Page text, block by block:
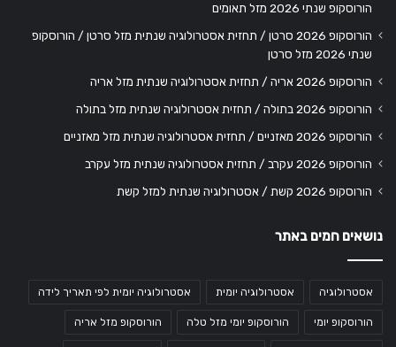
הורוסקופ שנתי 2026 מזל תאומים
הורוסקופ 2026 סרטן / תחזית אסטרולוגיה שנתית מזל סרטן / הורוסקופ
שנתי 2026 מזל סרטן
הורוסקופ 2026 אריה / תחזית אסטרולוגיה שנתית מזל אריה
הורוסקופ 2026 בתולה / תחזית אסטרולוגיה שנתית מזל בתולה
הורוסקופ 2026 מאזניים / תחזית אסטרולוגיה שנתית מזל מאזניים
הורוסקופ 2026 עקרב / תחזית אסטרולוגיה שנתית מזל עקרב
הורוסקופ 2026 קשת / אסטרולוגיה שנתית למזל קשת
נושאים חמים באתר
אסטרולוגיה אסטרולוגיה יומית אסטרולוגיה יומית לפי תאריך לידה
הורוסקופ יומי הורוסקופ יומי מזל טלה הורוסקופ מזל אריה